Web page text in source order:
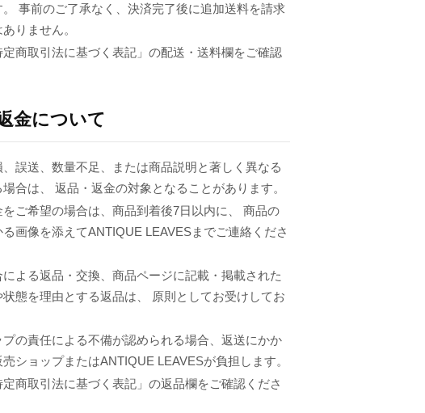
事前のご了承なく、決済完了後に追加送料を請求
りません。
商取引法に基づく表記」の配送・送料欄をご確認
金について
誤送、数量不足、または商品説明と著しく異なる
合は、 返品・返金の対象となることがあります。
ご希望の場合は、商品到着後7日以内に、 商品の
画像を添えてANTIQUE LEAVESまでご連絡くださ
による返品・交換、商品ページに記載・掲載された
態を理由とする返品は、 原則としてお受けしてお
プの責任による不備が認められる場合、返送にかか
ショップまたはANTIQUE LEAVESが負担します。
商取引法に基づく表記」の返品欄をご確認くださ